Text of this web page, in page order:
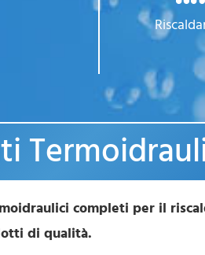
completi per il
di qualità.